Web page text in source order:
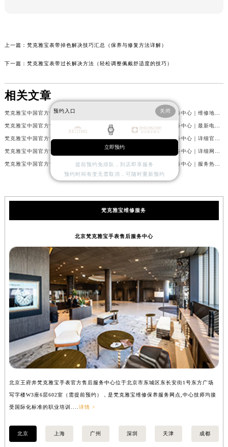
上一篇： 梵克雅宝表带掉色解决技巧汇总（保养与修复方法详解）
下一篇： 梵克雅宝表带过长解决方法（轻松调整佩戴舒适度的技巧）
相关文章
梵克雅宝中国官方售后服务中心｜详细地址与官方服务热线权威信息公示（2026年7月最新）
梵克雅宝中国官方售后服务中心｜网点地址及24小时热线权威信息公示（2026年7月最新）
梵克雅宝中国官方售后服务中心｜服务热线及全部维修详细地址权威信息公示（2026年7月最新）
梵克雅宝中国官方售后服务中心｜最新热线和全部网点地址权威信息公示（2026年7月最新）
梵克雅宝维修服务
北京梵克雅宝手表售后服务中心
北京王府井梵克雅宝手表官方售后服务中心位于北京市东城区东长安街1号东方广场
写字楼W3座6层602室（需提前预约），是梵克雅宝维修保养服务网点,中心技师均接
受国际化标准的职业培训.... 详情 >
北京 上海 广州 深圳 天津 成都
预约入口 关闭
立即预约
提前预约免排队，到店即享服务
预约时间有变无需取消，可随时重新预约